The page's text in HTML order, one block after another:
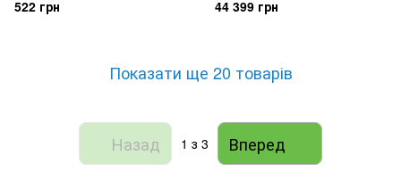
522 грн 44 399 грн
Показати ще 20 товарів
Назад 1 з 3
Вперед